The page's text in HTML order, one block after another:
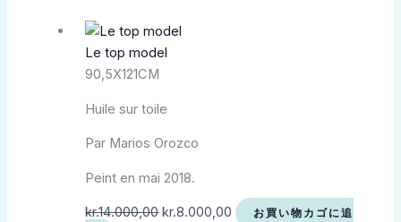
Le top model
90,5X121CM
Huile sur toile
Par Marios Orozco
Peint en mai 2018.
kr.14.000,00 kr.8.000,00
お買い物カゴに追